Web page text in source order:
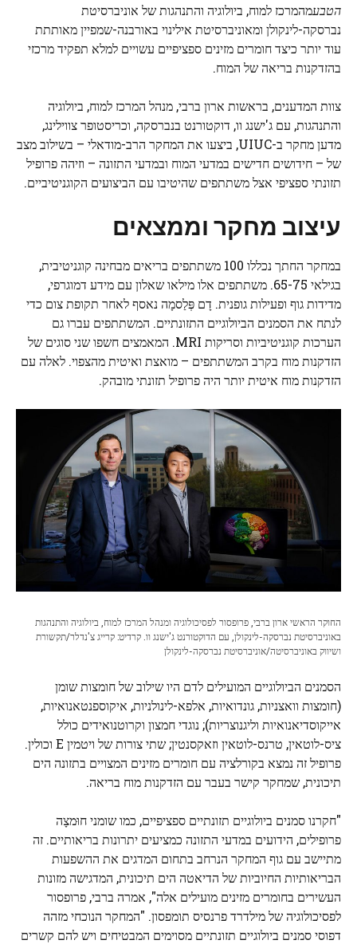
הטבעמהמרכז למוח, ביולוגיה והתנהגות של אוניברסיטת
נברסקה-לינקולן ומאוניברסיטת אילינוי באורבנה-שמפיין מאותתת
עוד יותר כיצד חומרים מזינים ספציפיים עשויים למלא תפקיד מרכזי
בהזדקנות בריאה של המוח.
צוות המדענים, בראשות ארון ברבי, מנהל המרכז למוח, ביולוגיה
והתנהגות, עם ג'ישנג וו, דוקטורנט בנברסקה, וכריסטופר צווילינג,
מדען מחקר ב-UIUC, ביצעו את המחקר הרב-מודאלי – בשילוב מצב
של – חידושים חדישים במדעי המוח ובמדעי התזונה – וזיהה פרופיל
תזונתי ספציפי אצל משתתפים שהיטיבו עם הביצועים הקוגניטיביים.
עיצוב מחקר וממצאים
במחקר החתך נכללו 100 משתתפים בריאים מבחינה קוגניטיבית,
בגילאי 65-75. משתתפים אלו מילאו שאלון עם מידע דמוגרפי,
מדידות גוף ופעילות גופנית. דָם פְּלַסמָהנאסף לאחר תקופת צום כדי
לנתח את הסמנים הביולוגיים התזונתיים. המשתתפים עברו גם
הערכות קוגניטיביות וסריקות MRI. המאמצים חשפו שני סוגים של
הזדקנות מוח בקרב המשתתפים – מואצת ואיטית מהצפוי. לאלה עם
הזדקנות מוח איטית יותר היה פרופיל תזונתי מובהק.
החוקר הראשי ארון ברבי, פרופסור לפסיכולוגיה ומנהל המרכז למוח, ביולוגיה והתנהגות
באוניברסיטת נברסקה-לינקולן, עם הדוקטורנט ג'ישנג וו. קרדיט: קרייג צ'נדלר/תקשורת
ושיווק באוניברסיטה/אוניברסיטת נברסקה-לינקולן
הסמנים הביולוגיים המועילים לדם היו שילוב של חומצות שומן
(חומצות וואצניות, גונדואיות, אלפא-לינולניות, איקוספנטאנואיות,
אייקוסדיאנואיות וליגנוצריות); נוגדי חמצון וקרוטנואידים כולל
ציס-לוטאין, טרנס-לוטאין וזאקסנטין; שתי צורות של ויטמין E וכולין.
פרופיל זה נמצא בקורלציה עם חומרים מזינים המצויים בתזונה הים
תיכונית, שמחקר קישר בעבר עם הזדקנות מוח בריאה.
"חקרנו סמנים ביולוגיים תזונתיים ספציפיים, כמו שומניחוּמצָה
פרופילים, הידועים במדעי התזונה כמציעים יתרונות בריאותיים. זה
מתיישב עם גוף המחקר הנרחב בתחום המדגים את ההשפעות
הבריאותיות החיוביות של הדיאטה הים תיכונית, המדגישה מזונות
העשירים בחומרים מזינים מועילים אלה", אמרה ברבי, פרופסור
לפסיכולוגיה של מילדרד פרנסיס תומפסון. "המחקר הנוכחי מזהה
דפוסי סמנים ביולוגיים תזונתיים מסוימים המבטיחים ויש להם קשרים